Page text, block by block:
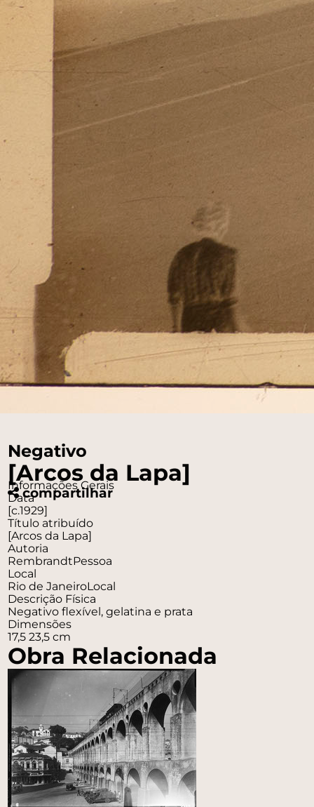
Negativo
[Arcos da Lapa]
compartilhar
Informações Gerais
Data
[c.1929]
Título atribuído
[Arcos da Lapa]
Autoria
RembrandtPessoa
Local
Rio de JaneiroLocal
Descrição Física
Negativo flexível, gelatina e prata
Dimensões
17,5 23,5 cm
Obra Relacionada